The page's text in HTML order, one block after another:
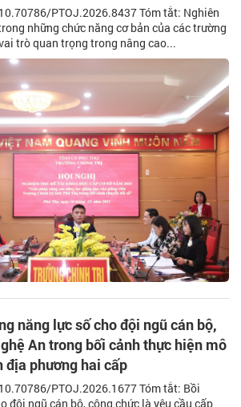
PTOJ.2026.8437 Tóm tắt: Nghiên
những chức năng cơ bản của các trường
trò quan trọng trong nâng cao...
năng lực số cho đội ngũ cán bộ,
An trong bối cảnh thực hiện mô
địa phương hai cấp
PTOJ.2026.1677 Tóm tắt: Bồi
đội ngũ cán bộ, công chức là yêu cầu cấp